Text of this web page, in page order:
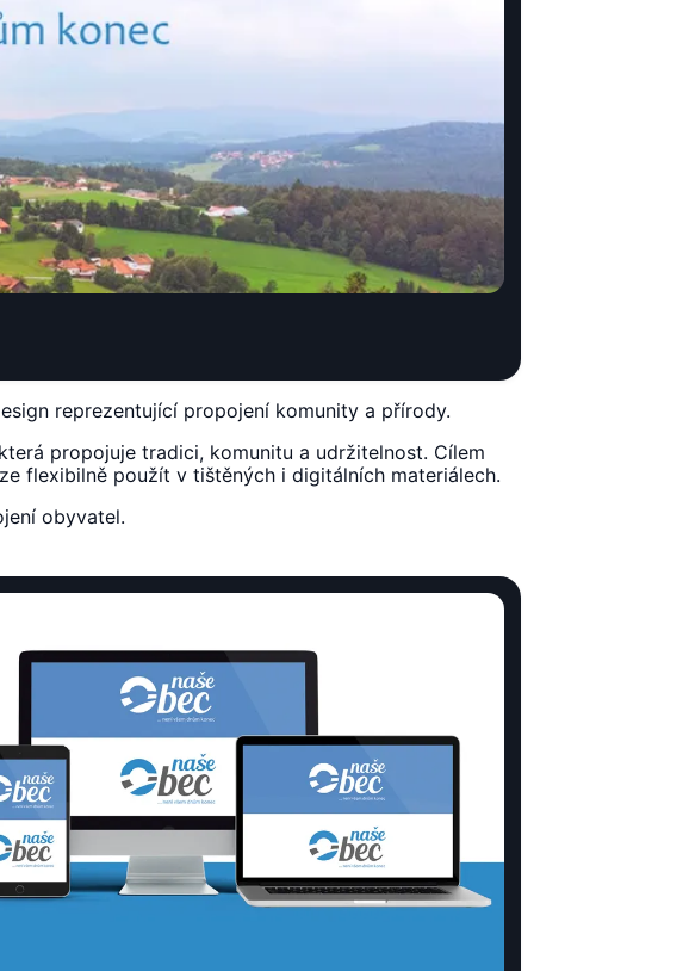
reprezentující propojení komunity a přírody.
propojuje tradici, komunitu a udržitelnost. Cílem
flexibilně použít v tištěných i digitálních materiálech.
obyvatel.